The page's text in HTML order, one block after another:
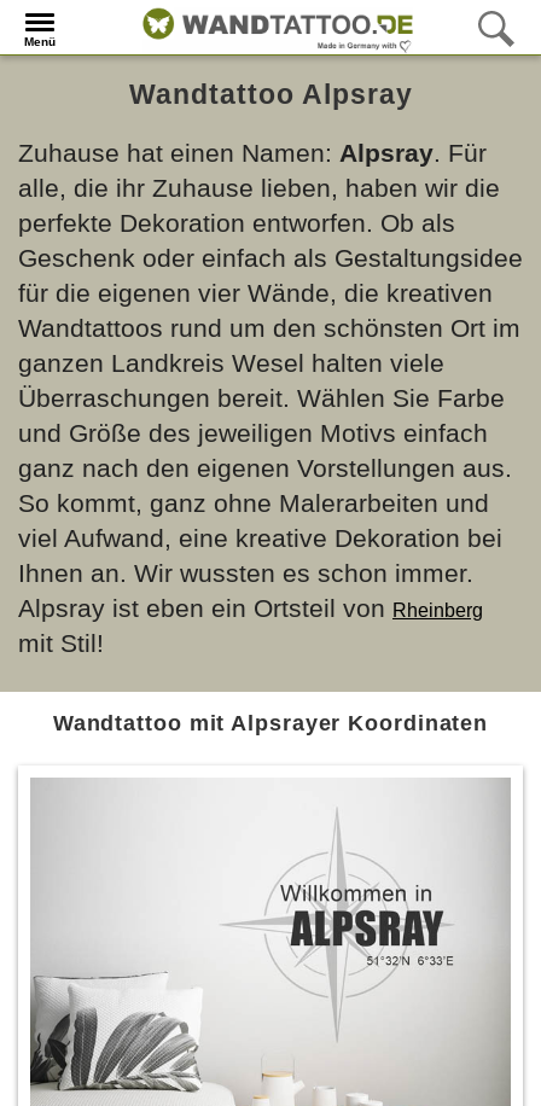
Menü
Wandtattoo Alpsray
Zuhause hat einen Namen: Alpsray. Für
alle, die ihr Zuhause lieben, haben wir die
perfekte Dekoration entworfen. Ob als
Geschenk oder einfach als Gestaltungsidee
für die eigenen vier Wände, die kreativen
Wandtattoos rund um den schönsten Ort im
ganzen Landkreis Wesel halten viele
Überraschungen bereit. Wählen Sie Farbe
und Größe des jeweiligen Motivs einfach
ganz nach den eigenen Vorstellungen aus.
So kommt, ganz ohne Malerarbeiten und
viel Aufwand, eine kreative Dekoration bei
Ihnen an. Wir wussten es schon immer.
Alpsray ist eben ein Ortsteil von Rheinberg
mit Stil!
Wandtattoo mit Alpsrayer Koordinaten